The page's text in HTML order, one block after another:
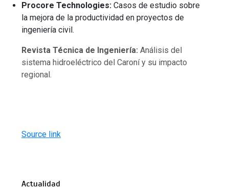
Procore Technologies: Casos de estudio sobre
la mejora de la productividad en proyectos de
ingeniería civil.
Revista Técnica de Ingeniería: Análisis del
sistema hidroeléctrico del Caroní y su impacto
regional.
Source link
Actualidad